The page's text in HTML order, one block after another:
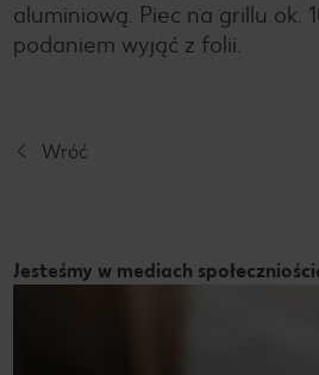
aluminiową. Piec na grillu ok.
podaniem wyjąć z folii.
Wróć
Jesteśmy w mediach